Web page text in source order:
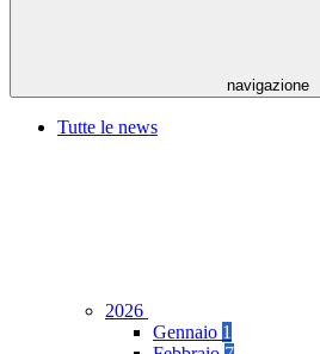
navigazione
Tutte le news
2026
Gennaio 1